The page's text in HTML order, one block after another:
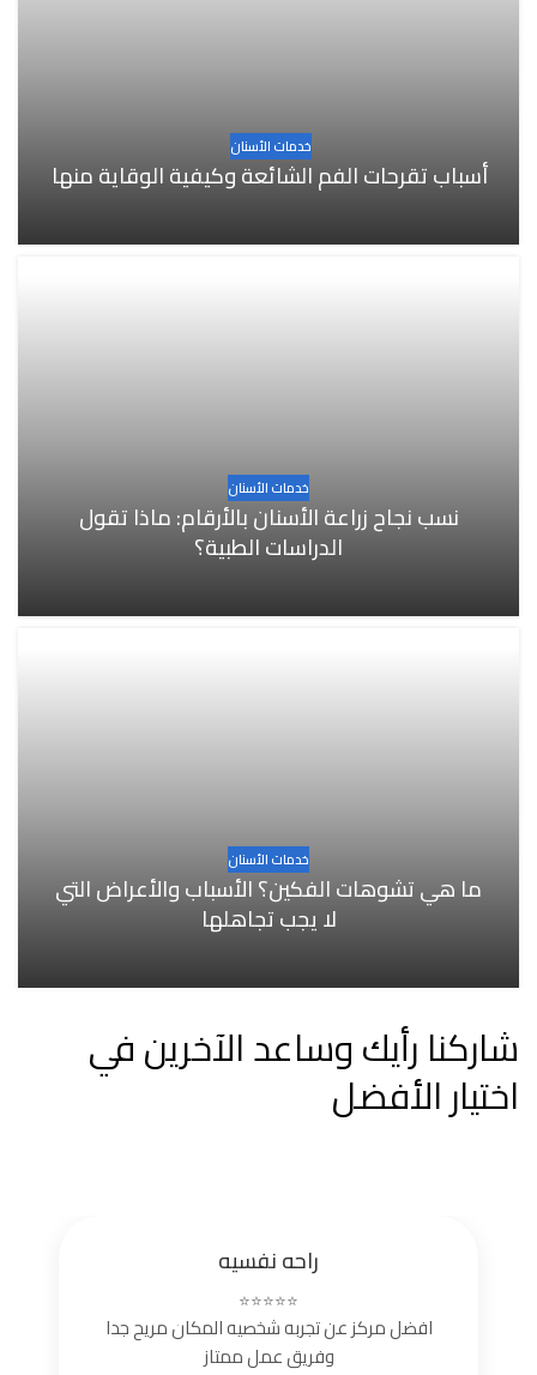
خدمات الأسنان
أسباب تقرحات الفم الشائعة وكيفية الوقاية منها
خدمات الأسنان
نسب نجاح زراعة الأسنان بالأرقام: ماذا تقول
الدراسات الطبية؟
خدمات الأسنان
ما هي تشوهات الفكين؟ الأسباب والأعراض التي
لا يجب تجاهلها
شاركنا رأيك وساعد الآخرين في
اختيار الأفضل
راحه نفسيه
⭐⭐⭐⭐⭐
افضل مركز عن تجربه شخصيه المكان مريح جدا
وفريق عمل ممتاز